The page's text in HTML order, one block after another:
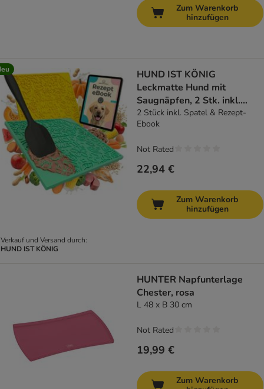
Zum Warenkorb
hinzufügen
Verkauf und Versand durch:
HUND IST KÖNIG
HUND IST KÖNIG
Leckmatte Hund mit
Saugnäpfen, 2 Stk. inkl.
Spatel & Rezepte
2 Stück inkl. Spatel & Rezept-
Ebook
22,94 €
Not Rated
Zum Warenkorb
hinzufügen
HUNTER Napfunterlage
Chester, rosa
L 48 x B 30 cm
19,99 €
Not Rated
Zum Warenkorb